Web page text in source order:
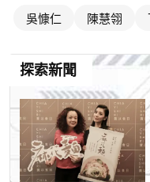
吳慷仁 陳慧翎
探索新聞